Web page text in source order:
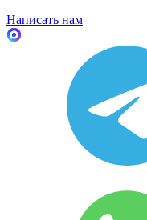
Написать нам